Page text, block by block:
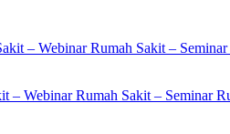
– Webinar Rumah Sakit – Seminar